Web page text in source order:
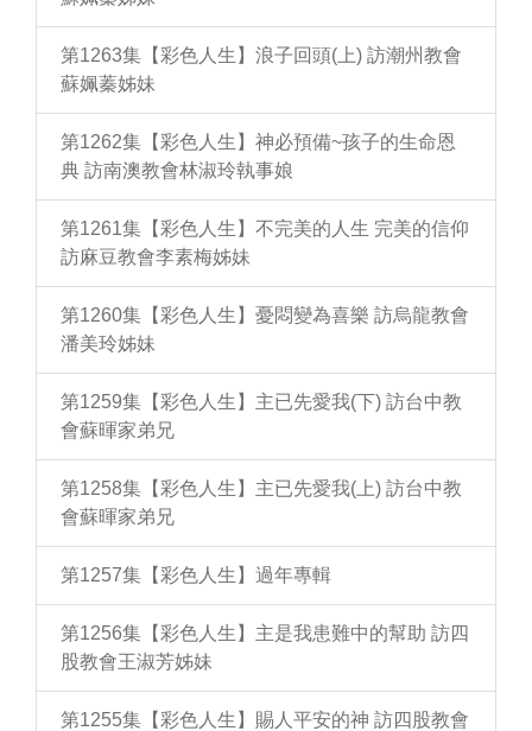
第1263集【彩色人生】浪子回頭(上) 訪潮州教會
蘇姵蓁姊妹
第1262集【彩色人生】神必預備~孩子的生命恩
典 訪南澳教會林淑玲執事娘
第1261集【彩色人生】不完美的人生 完美的信仰
訪麻豆教會李素梅姊妹
第1260集【彩色人生】憂悶變為喜樂 訪烏龍教會
潘美玲姊妹
第1259集【彩色人生】主已先愛我(下) 訪台中教
會蘇暉家弟兄
第1258集【彩色人生】主已先愛我(上) 訪台中教
會蘇暉家弟兄
第1257集【彩色人生】過年專輯
第1256集【彩色人生】主是我患難中的幫助 訪四
股教會王淑芳姊妹
第1255集【彩色人生】賜人平安的神 訪四股教會